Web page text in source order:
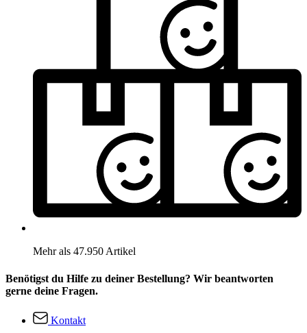
Mehr als 47.950 Artikel
Benötigst du Hilfe zu deiner Bestellung? Wir beantworten
gerne deine Fragen.
Kontakt